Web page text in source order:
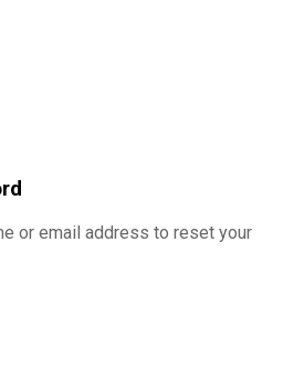
or email address to reset your